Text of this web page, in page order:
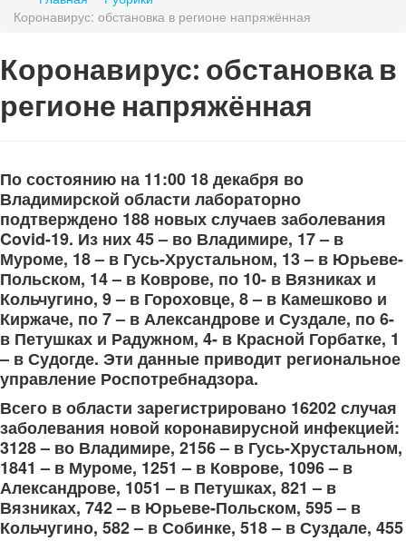
Коронавирус: обстановка в регионе напряжённая
Коронавирус: обстановка в
регионе напряжённая
По состоянию на 11:00 18 декабря во
Владимирской области лабораторно
подтверждено 188 новых случаев заболевания
Covid-19. Из них 45 – во Владимире, 17 – в
Муроме, 18 – в Гусь-Хрустальном, 13 – в Юрьеве-
Польском, 14 – в Коврове, по 10- в Вязниках и
Кольчугино, 9 – в Гороховце, 8 – в Камешково и
Киржаче, по 7 – в Александрове и Суздале, по 6-
в Петушках и Радужном, 4- в Красной Горбатке, 1
– в Судогде. Эти данные приводит региональное
управление Роспотребнадзора.
Всего в области зарегистрировано 16202 случая
заболевания новой коронавирусной инфекцией:
3128 – во Владимире, 2156 – в Гусь-Хрустальном,
1841 – в Муроме, 1251 – в Коврове, 1096 – в
Александрове, 1051 – в Петушках, 821 – в
Вязниках, 742 – в Юрьеве-Польском, 595 – в
Кольчугино, 582 – в Собинке, 518 – в Суздале, 455